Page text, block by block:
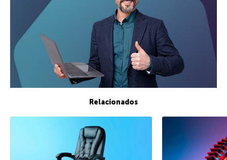
Relacionados